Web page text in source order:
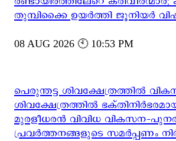
തുമ്പിക്കൈ ഉയർത്തി ജൂനിയർ
08 AUG 2026 🕙 10:53 PM
പെരുന്തട്ട ശിവക്ഷേത്രത്തിൽ
ശിവക്ഷേത്രത്തിൽ
മുരളീധരൻ വിവിധ വികസന-
പ്രവർത്തനങ്ങളുടെ സമർപ്പണം